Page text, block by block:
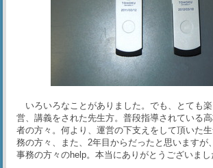
いろいろなことがありました。でも、とても
営、講義をされた先生方。普段指導されている
者の方々。何より、運営の下支えをして頂いた
務の方々、また、2年目からだったと思いますが
事務の方々のhelp。本当にありがとうございまし